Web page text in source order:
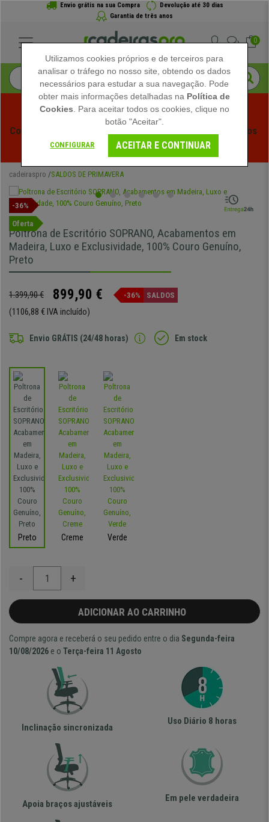
Envio grátis na sua Compra
Devolução até 30 dias
Garantia de três anos
0
Começam os Saldos de Verão em Cadeiraspro! Descontos
Exclusivos por Tempo Limitado - Ver Promoção
cadeiraspro SALDOS DE PRIMAVERA
-36%
Oferta
Poltrona de Escritório SOPRANO, Acabamentos em
Madeira, Luxo e Exclusividade, 100% Couro Genuíno,
Preto
1.399,90 € 899,90 € -36% SALDOS
(1106,88 € IVA incluído)
Envio GRÁTIS (24/48 horas) Em stock
Preto Creme Verde
- +
ADICIONAR AO CARRINHO
Compre agora e receberá o seu pedido entre o dia Segunda-feira
10/08/2026 e o Terça-feira 11 Agosto
Inclinação sincronizada
Uso Diário 8 horas
Apoia braços ajustáveis
Em pele verdadeira
Utilizamos cookies próprios e de terceiros para
analisar o tráfego no nosso site, obtendo os dados
necessários para estudar a sua navegação. Pode
obter mais informações detalhadas na Política de
Cookies . Para aceitar todos os cookies, clique no
botão "Aceitar".
CONFIGURAR ACEITAR E CONTINUAR